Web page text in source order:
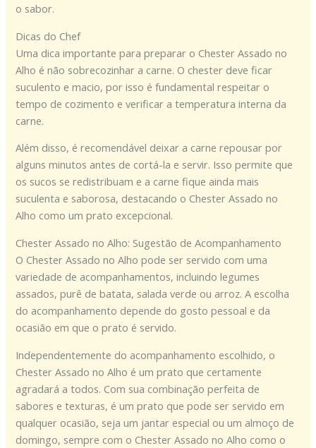
o sabor.
Dicas do Chef
Uma dica importante para preparar o Chester Assado no
Alho é não sobrecozinhar a carne. O chester deve ficar
suculento e macio, por isso é fundamental respeitar o
tempo de cozimento e verificar a temperatura interna da
carne.
Além disso, é recomendável deixar a carne repousar por
alguns minutos antes de cortá-la e servir. Isso permite que
os sucos se redistribuam e a carne fique ainda mais
suculenta e saborosa, destacando o Chester Assado no
Alho como um prato excepcional.
Chester Assado no Alho: Sugestão de Acompanhamento
O Chester Assado no Alho pode ser servido com uma
variedade de acompanhamentos, incluindo legumes
assados, purê de batata, salada verde ou arroz. A escolha
do acompanhamento depende do gosto pessoal e da
ocasião em que o prato é servido.
Independentemente do acompanhamento escolhido, o
Chester Assado no Alho é um prato que certamente
agradará a todos. Com sua combinação perfeita de
sabores e texturas, é um prato que pode ser servido em
qualquer ocasião, seja um jantar especial ou um almoço de
domingo, sempre com o Chester Assado no Alho como o